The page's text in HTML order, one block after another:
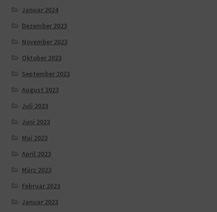
Januar 2024
Dezember 2023
November 2023
Oktober 2023
September 2023
August 2023
Juli 2023
Juni 2023
Mai 2023
April 2023
März 2023
Februar 2023
Januar 2023